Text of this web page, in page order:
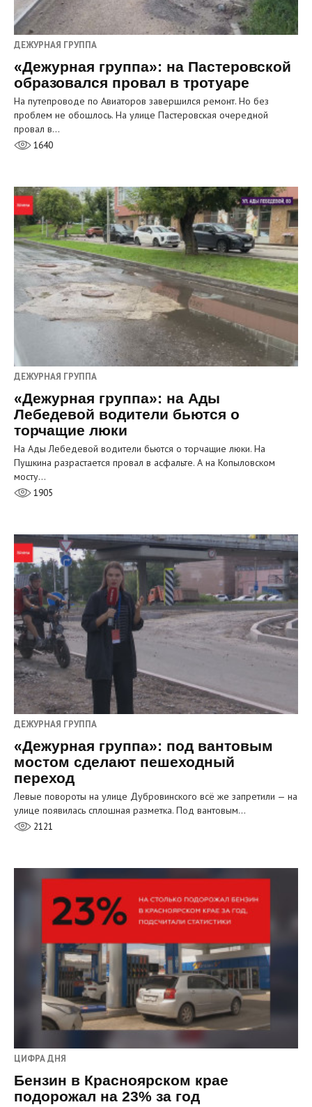
ДЕЖУРНАЯ ГРУППА
«Дежурная группа»: на Пастеровской
образовался провал в тротуаре
На путепроводе по Авиаторов завершился ремонт. Но без
проблем не обошлось. На улице Пастеровская очередной
провал в…
1640
ДЕЖУРНАЯ ГРУППА
«Дежурная группа»: на Ады
Лебедевой водители бьются о
торчащие люки
На Ады Лебедевой водители бьются о торчащие люки. На
Пушкина разрастается провал в асфальте. А на Копыловском
мосту…
1905
ДЕЖУРНАЯ ГРУППА
«Дежурная группа»: под вантовым
мостом сделают пешеходный
переход
Левые повороты на улице Дубровинского всё же запретили — на
улице появилась сплошная разметка. Под вантовым…
2121
ЦИФРА ДНЯ
Бензин в Красноярском крае
подорожал на 23% за год